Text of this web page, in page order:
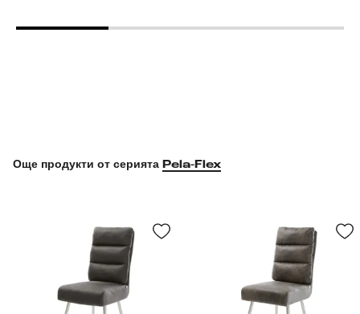
Още продукти от серията Pela-Flex